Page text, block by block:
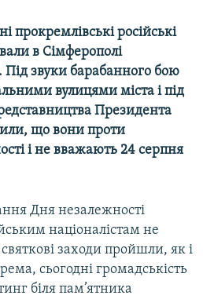
прокремлівські російські
в Сімферополі
Під звуки барабанного бою
вулицями міста і під
Президента
що вони проти
і не вважають 24 серпня
Дня незалежності
націоналістам не
святкові заходи пройшли, як і
сьогодні громадськість
біля пам’ятника